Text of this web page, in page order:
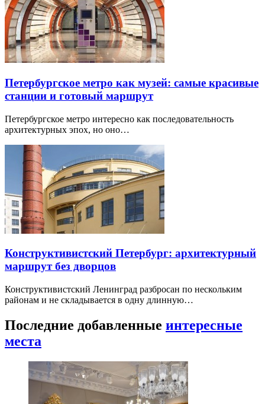
Петербургское метро как музей: самые красивые
станции и готовый маршрут
Петербургское метро интересно как последовательность
архитектурных эпох, но оно…
Конструктивистский Петербург: архитектурный
маршрут без дворцов
Конструктивистский Ленинград разбросан по нескольким
районам и не складывается в одну длинную…
Последние добавленные интересные
места